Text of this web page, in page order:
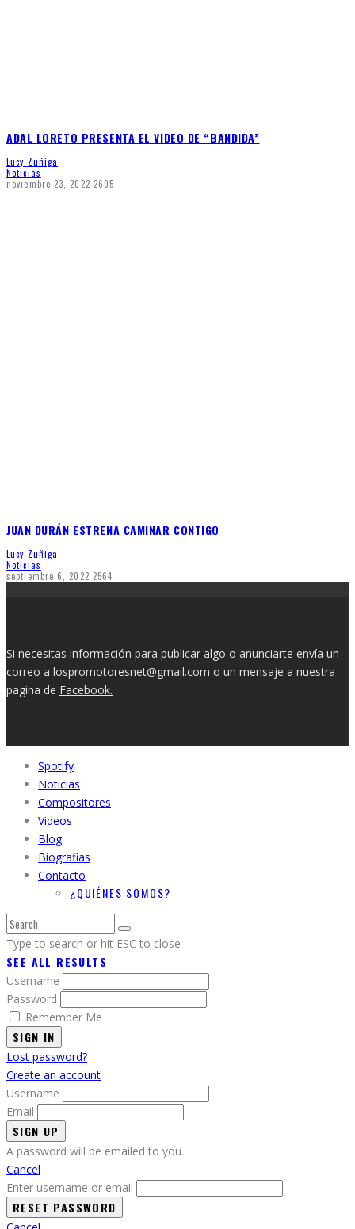
ADAL LORETO PRESENTA EL VIDEO DE “BANDIDA”
Lucy Zuñiga
Noticias
noviembre 23, 2022 2605
JUAN DURÁN ESTRENA CAMINAR CONTIGO
Lucy Zuñiga
Noticias
septiembre 6, 2022 2564
Si necesitas información para publicar algo o anunciarte envía un
correo a lospromotoresnet@gmail.com o un mensaje a nuestra
pagina de Facebook.
Spotify
Noticias
Compositores
Videos
Blog
Biografias
Contacto
¿QUIÉNES SOMOS?
Type to search or hit ESC to close
SEE ALL RESULTS
Username
Password
Remember Me
SIGN IN
Lost password?
Create an account
Username
Email
A password will be emailed to you.
Cancel
Enter username or email